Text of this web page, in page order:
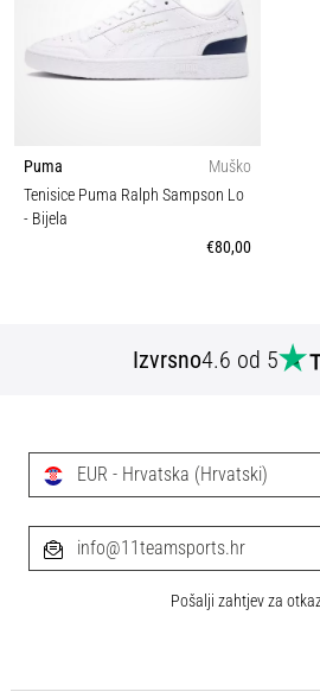
Puma
Muško
Tenisice Puma Ralph Sampson Lo
- Bijela
€80,00
Izvrsno4.6 od 5
EUR - Hrvatska (Hrvatski)
info@11teamsports.hr
Pošalji zahtjev za